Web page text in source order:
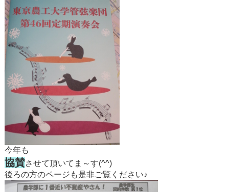
今年も
協賛させて頂いてま～す(^^)
後ろの方のページも是非ご覧ください♪